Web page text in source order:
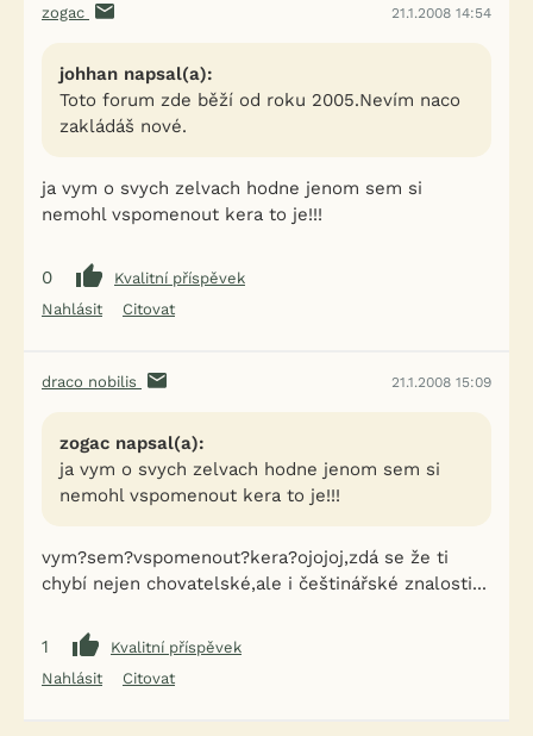
zogac 21.1.2008 14:54
johhan napsal(a):
Toto forum zde běží od roku 2005.Nevím naco
zakládáš nové.
ja vym o svych zelvach hodne jenom sem si
nemohl vspomenout kera to je!!!
0
Kvalitní příspěvek
Nahlásit
Citovat
draco nobilis 21.1.2008 15:09
zogac napsal(a):
ja vym o svych zelvach hodne jenom sem si
nemohl vspomenout kera to je!!!
vym?sem?vspomenout?kera?ojojoj,zdá se že ti
chybí nejen chovatelské,ale i češtinářské znalosti...
1
Kvalitní příspěvek
Nahlásit
Citovat